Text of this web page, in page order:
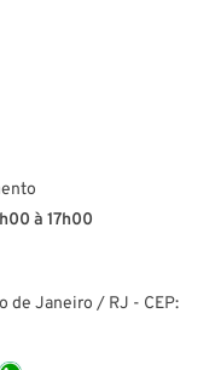
à 17h00
de Janeiro / RJ - CEP: